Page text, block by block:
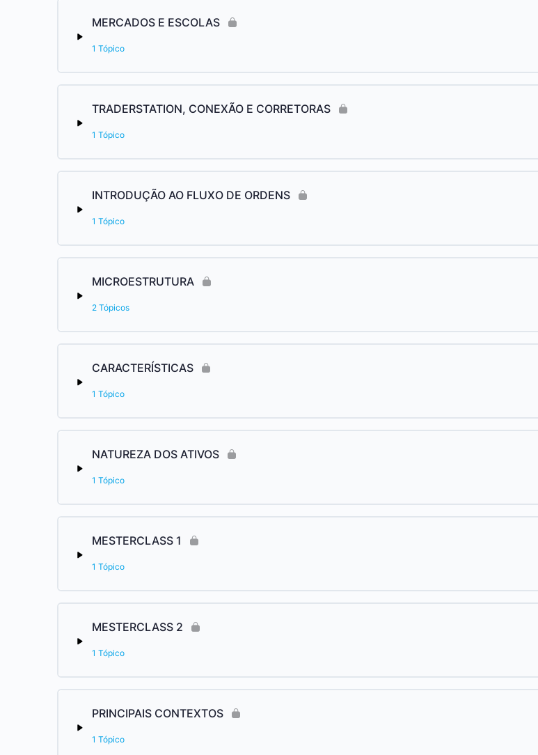
MERCADOS E ESCOLAS
1 Tópico
TRADERSTATION, CONEXÃO E CORRETORAS
1 Tópico
INTRODUÇÃO AO FLUXO DE ORDENS
1 Tópico
MICROESTRUTURA
2 Tópicos
CARACTERÍSTICAS
1 Tópico
NATUREZA DOS ATIVOS
1 Tópico
MESTERCLASS 1
1 Tópico
MESTERCLASS 2
1 Tópico
PRINCIPAIS CONTEXTOS
1 Tópico